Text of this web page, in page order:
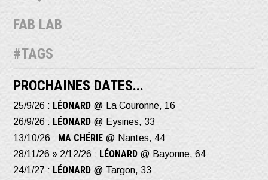
FAB LAB
#TAGS
PROCHAINES DATES...
25/9/26 : LÉONARD @ La Couronne, 16
26/9/26 : LÉONARD @ Eysines, 33
13/10/26 : MA CHÉRIE @ Nantes, 44
28/11/26 » 2/12/26 : LÉONARD @ Bayonne, 64
24/1/27 : LÉONARD @ Targon, 33